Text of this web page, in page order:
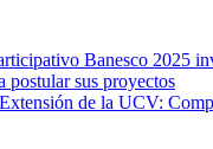
Banesco 2025
postular sus proyectos
de la UCV: